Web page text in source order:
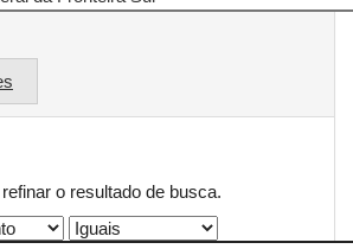
o resultado de busca.